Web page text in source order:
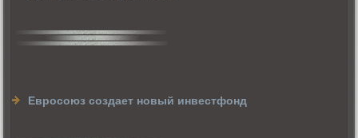
Евросоюз создает новый инвестфонд